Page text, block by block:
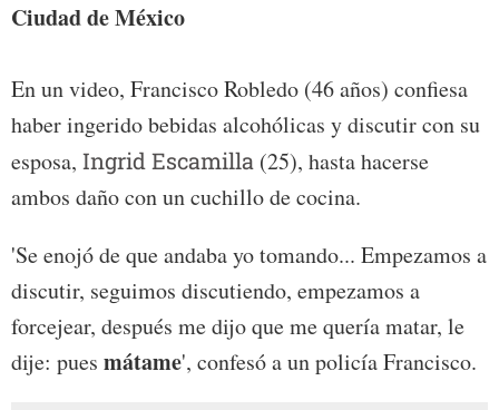
seconds
Ciudad de México
En un video, Francisco Robledo (46 años) confiesa
haber ingerido bebidas alcohólicas y discutir con su
esposa, Ingrid Escamilla (25), hasta hacerse
ambos daño con un cuchillo de cocina.
'Se enojó de que andaba yo tomando... Empezamos a
discutir, seguimos discutiendo, empezamos a
forcejear, después me dijo que me quería matar, le
dije: pues mátame', confesó a un policía Francisco.